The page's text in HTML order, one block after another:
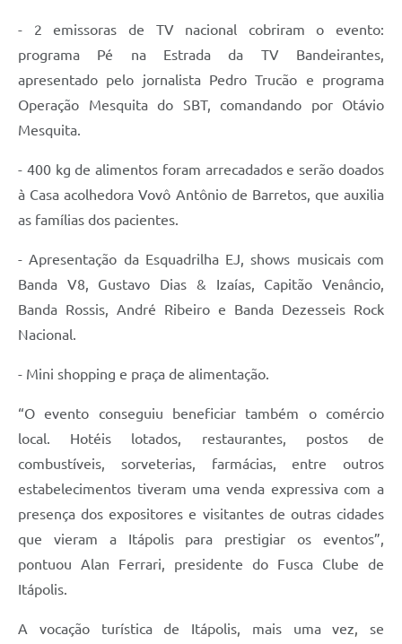
Jornal
Agenda
- 2 emissoras de TV nacional cobriram o evento:
programa Pé na Estrada da TV Bandeirantes,
apresentado pelo jornalista Pedro Trucão e programa
Operação Mesquita do SBT, comandando por Otávio
Mesquita.
- 400 kg de alimentos foram arrecadados e serão doados
à Casa acolhedora Vovô Antônio de Barretos, que auxilia
as famílias dos pacientes.
- Apresentação da Esquadrilha EJ, shows musicais com
Banda V8, Gustavo Dias & Izaías, Capitão Venâncio,
Banda Rossis, André Ribeiro e Banda Dezesseis Rock
Nacional.
- Mini shopping e praça de alimentação.
“O evento conseguiu beneficiar também o comércio
local. Hotéis lotados, restaurantes, postos de
combustíveis, sorveterias, farmácias, entre outros
estabelecimentos tiveram uma venda expressiva com a
presença dos expositores e visitantes de outras cidades
que vieram a Itápolis para prestigiar os eventos”,
pontuou Alan Ferrari, presidente do Fusca Clube de
Itápolis.
A vocação turística de Itápolis, mais uma vez, se